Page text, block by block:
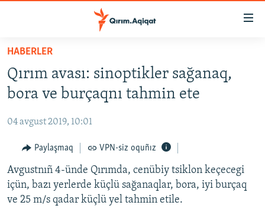
Esas
qaytmaq
Baş
qaytmaq
qaytmaq
SİYASET
CEMİYET
MEDENİYET
İNSAN AQLARI
VİDEO
HABERLER
Qırım avası: sinoptikler sağanaq,
bora ve burçaqnı tahmin ete
04 avgust 2019, 10:01
Paylaşmaq VPN-siz oquñız
Avgustnıñ 4-ünde Qırımda, cenübiy tsiklon keçecegi
içün, bazı yerlerde küçlü sağanaqlar, bora, iyi burçaq
ve 25 m/s qadar küçlü yel tahmin etile.